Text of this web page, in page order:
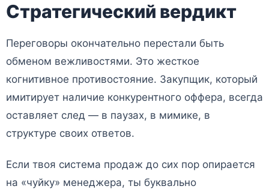
Стратегический вердикт
Переговоры окончательно перестали быть
обменом вежливостями. Это жесткое
когнитивное противостояние. Закупщик, который
имитирует наличие конкурентного оффера, всегда
оставляет след — в паузах, в мимике, в
структуре своих ответов.
Если твоя система продаж до сих пор опирается
на «чуйку» менеджера, ты буквально